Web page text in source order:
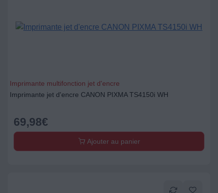
Imprimante multifonction jet d'encre
Imprimante jet d'encre CANON PIXMA TS4150i WH
69,98€
Ajouter au panier